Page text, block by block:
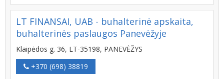
LT FINANSAI, UAB - buhalterinė apskaita,
buhalterinės paslaugos Panevėžyje
Klaipėdos g. 36, LT-35198, PANEVĖŽYS
+370 (698) 38819